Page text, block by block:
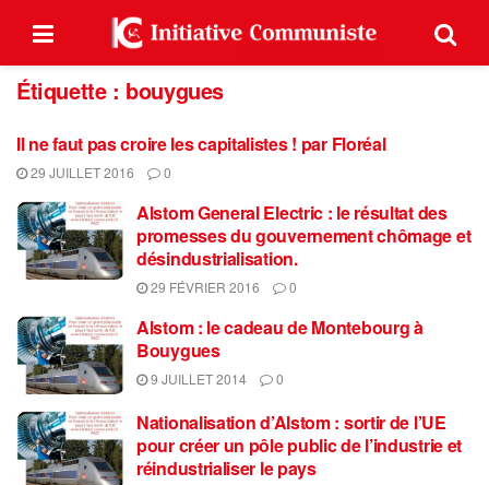
Étiquette : bouygues
Il ne faut pas croire les capitalistes ! par Floréal
29 JUILLET 2016 0
Alstom General Electric : le résultat des
promesses du gouvernement chômage et
désindustrialisation.
29 FÉVRIER 2016 0
Alstom : le cadeau de Montebourg à
Bouygues
9 JUILLET 2014 0
Nationalisation d’Alstom : sortir de l’UE
pour créer un pôle public de l’industrie et
réindustrialiser le pays